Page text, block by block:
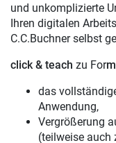
und unkomplizierte
Ihren digitalen
C.C.Buchner selbst
click & teach zu For
das
Anwendung,
Vergrößerung
(teilweise auch